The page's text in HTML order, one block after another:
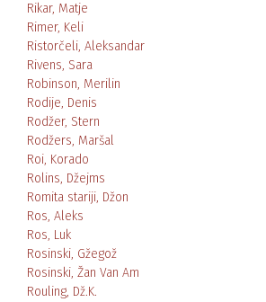
Rikar, Matje
Rimer, Keli
Ristorčeli, Aleksandar
Rivens, Sara
Robinson, Merilin
Rodije, Denis
Rodžer, Stern
Rodžers, Maršal
Roi, Korado
Rolins, Džejms
Romita stariji, Džon
Ros, Aleks
Ros, Luk
Rosinski, Gžegož
Rosinski, Žan Van Am
Rouling, Dž.K.